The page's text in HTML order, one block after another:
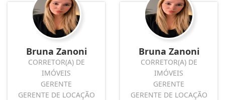
Bruna Zanoni
CORRETOR(A) DE
IMÓVEIS
GERENTE
GERENTE DE LOCAÇÃO
Bruna Zanoni
CORRETOR(A) DE
IMÓVEIS
GERENTE
GERENTE DE LOCAÇÃO